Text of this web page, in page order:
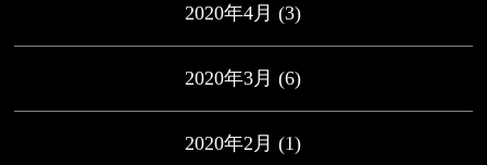
2020年4月 (3)
2020年3月 (6)
2020年2月 (1)